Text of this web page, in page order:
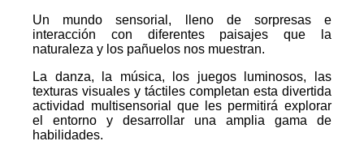
Un mundo sensorial, lleno de sorpresas e
interacción con diferentes paisajes que la
naturaleza y los pañuelos nos muestran.
La danza, la música, los juegos luminosos, las
texturas visuales y táctiles completan esta divertida
actividad multisensorial que les permitirá explorar
el entorno y desarrollar una amplia gama de
habilidades.